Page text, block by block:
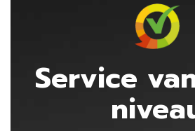
Service